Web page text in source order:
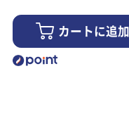
カートに追加